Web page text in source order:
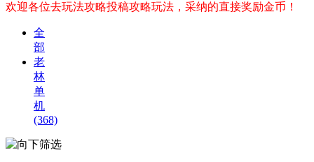
欢迎各位去玩法攻略投稿攻略玩法，采纳的直接奖励金币！
全
部
老
林
单
机
(368)
筛选